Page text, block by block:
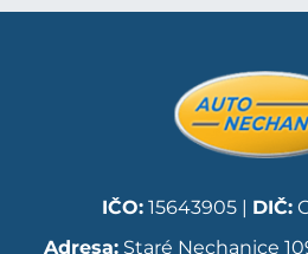
IČO:15643905 | DIČ:
Adresa:Staré Nechanice